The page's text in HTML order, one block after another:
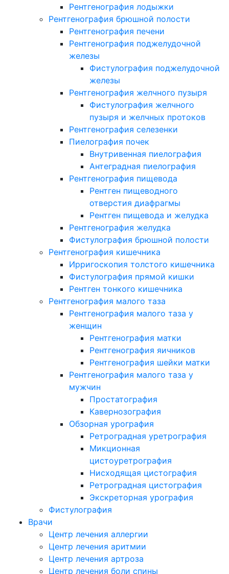
Рентгенография лодыжки
Рентгенография брюшной полости
Рентгенография печени
Рентгенография поджелудочной
железы
Фистулография поджелудочной
железы
Рентгенография желчного пузыря
Фистулография желчного
пузыря и желчных протоков
Рентгенография селезенки
Пиелография почек
Внутривенная пиелография
Антеградная пиелография
Рентгенография пищевода
Рентген пищеводного
отверстия диафрагмы
Рентген пищевода и желудка
Рентгенография желудка
Фистулография брюшной полости
Рентгенография кишечника
Ирригоскопия толстого кишечника
Фистулография прямой кишки
Рентген тонкого кишечника
Рентгенография малого таза
Рентгенография малого таза у
женщин
Рентгенография матки
Рентгенография яичников
Рентгенография шейки матки
Рентгенография малого таза у
мужчин
Простатография
Кавернозография
Обзорная урография
Ретроградная уретрография
Микционная
цистоуретрография
Нисходящая цистография
Ретроградная цистография
Экскреторная урография
Фистулография
Врачи
Центр лечения аллергии
Центр лечения аритмии
Центр лечения артроза
Центр лечения боли спины